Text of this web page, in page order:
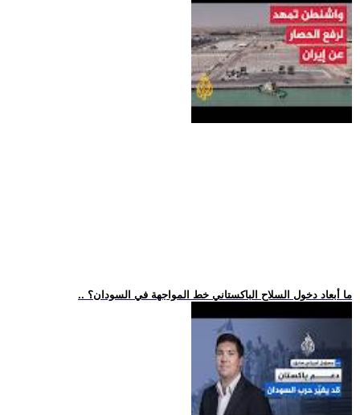
.. ما أبعاد دخول السلاح الباكستاني خط المواجهة في السودان؟